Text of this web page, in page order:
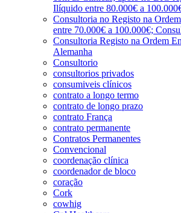
Ilíquido entre 80.000€ a
Consultoria no Registo na
entre 70.000€ a 100.000€;
Consultoria Registo na Ordem
Alemanha
Consultorio
consultorios privados
consumiveis clínicos
contrato a longo termo
contrato de longo prazo
contrato França
contrato permanente
Contratos Permanentes
Convencional
coordenação clínica
coordenador de bloco
coração
Cork
cowhig